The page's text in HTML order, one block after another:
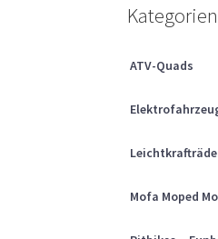
Kategorien
ATV-Quads
Mofa Moped